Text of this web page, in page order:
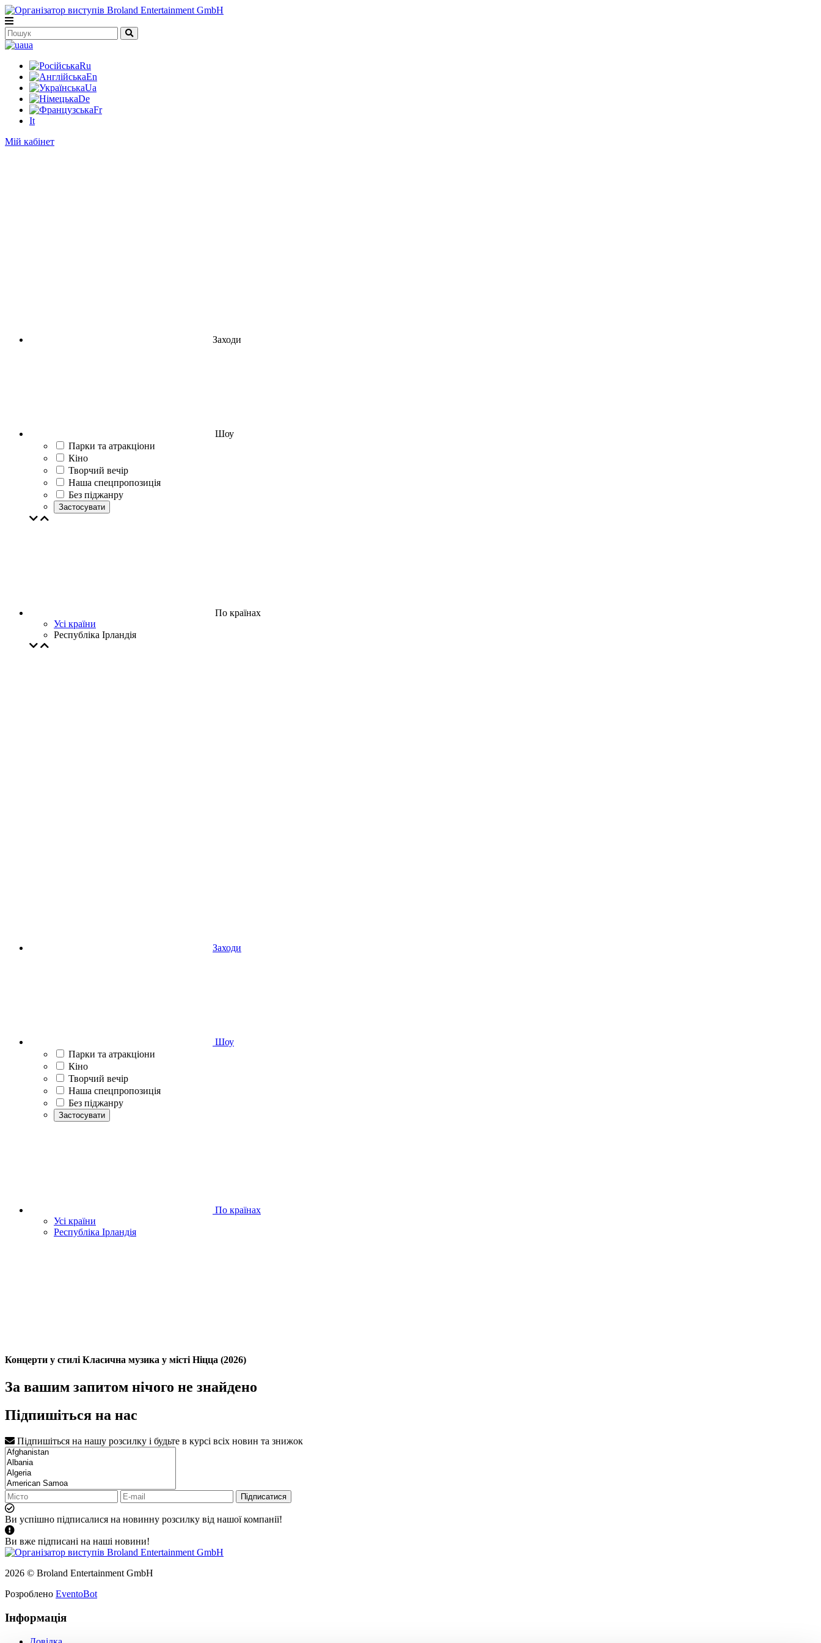
ua
Ru
En
Ua
De
Fr
It
Мій кабінет
Заходи
Шоу
Парки та атракціони
Кіно
Творчий вечір
Наша спецпропозиція
Без піджанру
Застосувати
По країнах
Усі країни
Республіка Ірландія
Заходи
Шоу
Парки та атракціони
Кіно
Творчий вечір
Наша спецпропозиція
Без піджанру
Застосувати
По країнах
Усі країни
Республіка Ірландія
Концерти у стилі Класична музика у місті Ніцца (2026)
За вашим запитом нічого не знайдено
Підпишіться на нас
Підпишіться на нашу розсилку і будьте в курсі всіх новин та знижок
Підписатися
Ви успішно підписалися на новинну розсилку від нашої компанії!
Ви вже підписані на наші новини!
2026 © Broland Entertainment GmbH
Розроблено EventoBot
Інформація